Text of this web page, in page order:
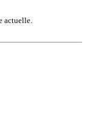
actuelle.